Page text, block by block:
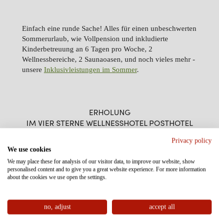
Einfach eine runde Sache! Alles für einen unbeschwerten
Sommerurlaub, wie Vollpension und inkludierte
Kinderbetreuung an 6 Tagen pro Woche, 2
Wellnessbereiche, 2 Saunaoasen, und noch vieles mehr -
unsere Inklusivleistungen im Sommer.
ERHOLUNG
IM VIER STERNE WELLNESSHOTEL POSTHOTEL
DAS PASSENDE ZIMMER
FÜR IHREN URLAUB
11.12.
19.12.2026
09.01.
16.01.2027
23.01.
30.01.2027
Privacy policy
We use cookies
We may place these for analysis of our visitor data, to improve our website, show
personalised content and to give you a great website experience. For more information
about the cookies we use open the settings.
no, adjust accept all